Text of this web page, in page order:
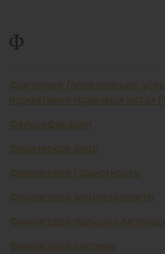
Ф
Факторинг (определение,
нормативно-правовых актах
Фальсификация
Физическое лицо
Финансовая грамотность
Финансовая инклюзивность
Финансовая подушка
Финансовая система